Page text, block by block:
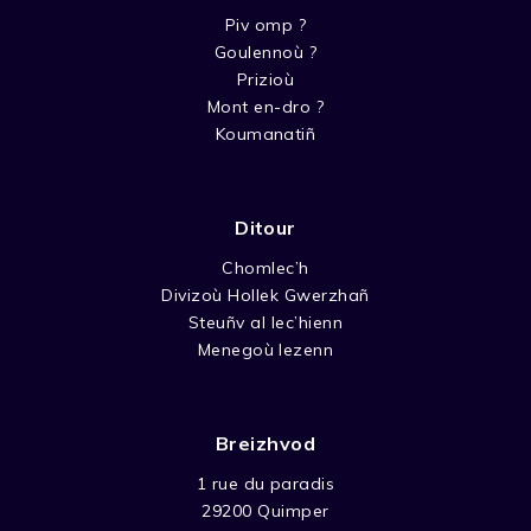
Piv omp ?
Goulennoù ?
Prizioù
Mont en-dro ?
Koumanatiñ
Ditour
Chomlec’h
Divizoù Hollek Gwerzhañ
Steuñv al lec’hienn
Menegoù lezenn
Breizhvod
1 rue du paradis
29200 Quimper